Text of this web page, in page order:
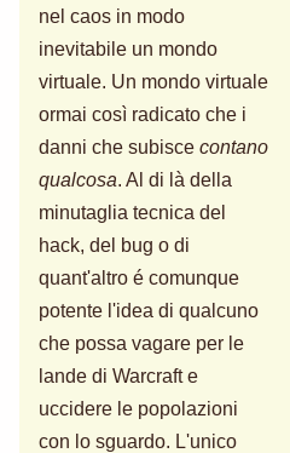
nel caos in modo
inevitabile un mondo
virtuale. Un mondo virtuale
ormai così radicato che i
danni che subisce contano
qualcosa. Al di là della
minutaglia tecnica del
hack, del bug o di
quant'altro é comunque
potente l'idea di qualcuno
che possa vagare per le
lande di Warcraft e
uccidere le popolazioni
con lo sguardo. L'unico